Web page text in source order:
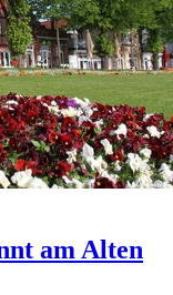
am Alten